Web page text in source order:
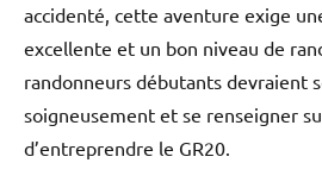
accidenté, cette aventure exige
excellente et un bon niveau de
randonneurs débutants devraient
soigneusement et se renseigner
d’entreprendre le GR20.